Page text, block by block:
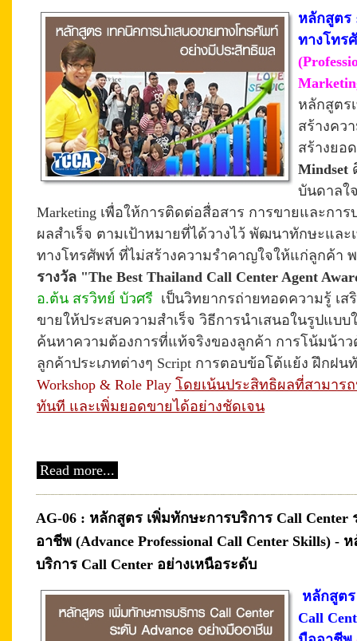
หลักสูตร
ทางโทร
หลักสูตร
สร้างคว
สร้างยอ
Mindset
บันดาลใ
Marketing เพื่อให้การติดต่อสื่อสาร การขายและการ
ผลสำเร็จ ตามเป้าหมายที่ได้วางไว้ พัฒนาทักษะและ
ทางโทรศัพท์ ที่ไม่สร้างความรำคาญใจให้แก่ลูกค้า
รางวัล "The Best Thailand Call Center Agent
อ.ต้น สรวิทย์ บัวศรี เป็นวิทยากรถ่ายทอดความรู้ เ
ขายให้ประสบความสำเร็จ วิธีการนำเสนอในรูปแบบ
ค้นหาความต้องการที่แท้จริงของลูกค้า การโน้มน้าว
ลูกค้าประเภทต่างๆ Script การตอบข้อโต้แย้ง ฝึกฝน
Workshop & Role Play โดยเน้นประสิทธิผลที่สามาร
ทันที และเพิ่มยอดขายได้อย่างชัดเจน
Read more...
AG-06 : หลักสูตร เพิ่มทักษะการบริการ Call Center
อาชีพ (Advance Professional Call Center Skills) -
บริการ Call Center อย่างเหนือระดับ
หลักสูต
Call